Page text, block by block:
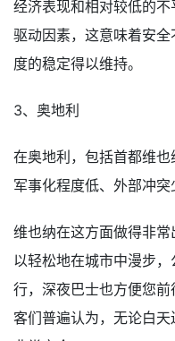
经济表现和相对较低的
驱动因素，这意味着安
度的稳定得以维持。
3、奥地利
在奥地利，包括首都维
军事化程度低、外部冲突
维也纳在这方面做得非
以轻松地在城市中漫步
行，深夜巴士也方便您
客们普遍认为，无论白